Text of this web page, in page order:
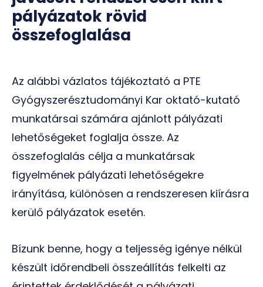
pályázatok rövid
összefoglalása
Az alábbi vázlatos tájékoztató a PTE
Gyógyszerésztudományi Kar oktató-kutató
munkatársai számára ajánlott pályázati
lehetőségeket foglalja össze. Az
összefoglalás célja a munkatársak
figyelmének pályázati lehetőségekre
irányítása, különösen a rendszeresen kiírásra
kerülő pályázatok esetén.
Bízunk benne, hogy a teljesség igénye nélkül
készült időrendbeli összeállítás felkelti az